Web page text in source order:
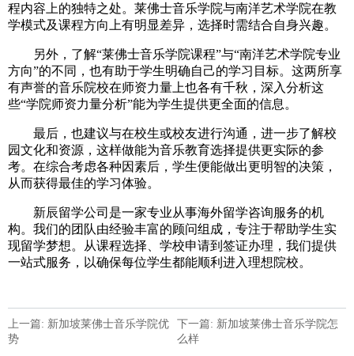
程内容上的独特之处。莱佛士音乐学院与南洋艺术学院在教
学模式及课程方向上有明显差异，选择时需结合自身兴趣。
另外，了解“莱佛士音乐学院课程”与“南洋艺术学院专业
方向”的不同，也有助于学生明确自己的学习目标。这两所享
有声誉的音乐院校在师资力量上也各有千秋，深入分析这
些“学院师资力量分析”能为学生提供更全面的信息。
最后，也建议与在校生或校友进行沟通，进一步了解校
园文化和资源，这样做能为音乐教育选择提供更实际的参
考。在综合考虑各种因素后，学生便能做出更明智的决策，
从而获得最佳的学习体验。
新辰留学公司是一家专业从事海外留学咨询服务的机
构。我们的团队由经验丰富的顾问组成，专注于帮助学生实
现留学梦想。从课程选择、学校申请到签证办理，我们提供
一站式服务，以确保每位学生都能顺利进入理想院校。
上一篇: 新加坡莱佛士音乐学院优
势
下一篇: 新加坡莱佛士音乐学院怎
么样